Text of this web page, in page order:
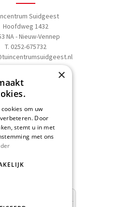
Suidgeest
Hoofdweg 1432
NA - Nieuw-Vennep
T. 0252-675732
Routebeschrijving
een recensie
Tuinbon t.w.v. € 25,-!
×
om uw
Door
stemt u in met
met ons